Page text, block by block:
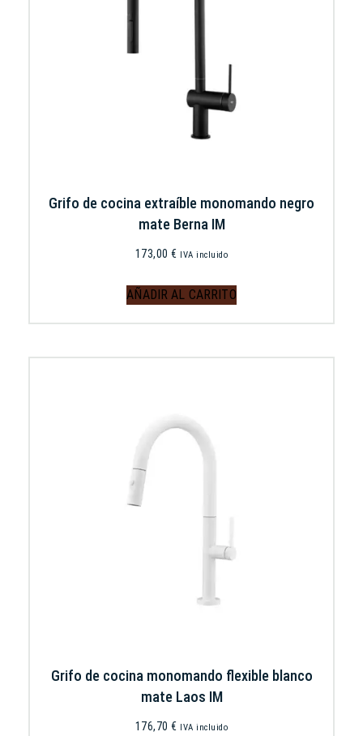
Grifo de cocina extraíble monomando negro
mate Berna IM
173,00€ IVA incluido
AÑADIR AL CARRITO
Grifo de cocina monomando flexible blanco
mate Laos IM
176,70€ IVA incluido